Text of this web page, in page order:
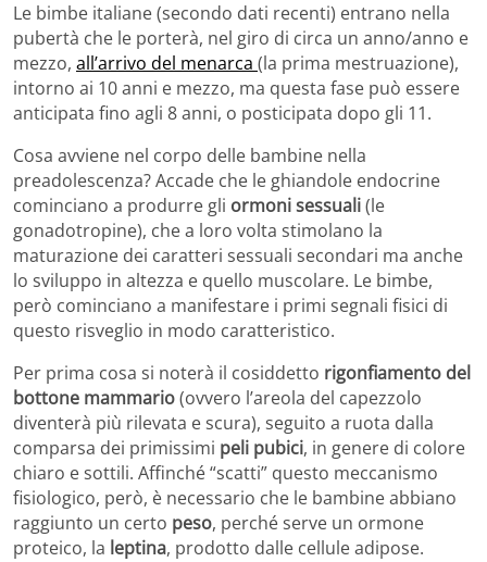
Le bimbe italiane (secondo dati recenti) entrano nella
pubertà che le porterà, nel giro di circa un anno/anno e
mezzo, all’arrivo del menarca (la prima mestruazione),
intorno ai 10 anni e mezzo, ma questa fase può essere
anticipata fino agli 8 anni, o posticipata dopo gli 11.
Cosa avviene nel corpo delle bambine nella
preadolescenza? Accade che le ghiandole endocrine
cominciano a produrre gli ormoni sessuali(le
gonadotropine), che a loro volta stimolano la
maturazione dei caratteri sessuali secondari ma anche
lo sviluppo in altezza e quello muscolare. Le bimbe,
però cominciano a manifestare i primi segnali fisici di
questo risveglio in modo caratteristico.
Per prima cosa si noterà il cosiddetto rigonfiamento del
bottone mammario(ovvero l’areola del capezzolo
diventerà più rilevata e scura), seguito a ruota dalla
comparsa dei primissimi peli pubici, in genere di colore
chiaro e sottili. Affinché “scatti” questo meccanismo
fisiologico, però, è necessario che le bambine abbiano
raggiunto un certo peso, perché serve un ormone
proteico, la leptina, prodotto dalle cellule adipose.